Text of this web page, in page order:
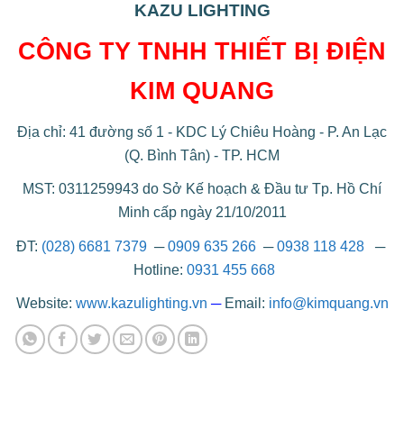
KAZU LIGHTING
CÔNG TY TNHH THIẾT BỊ ĐIỆN
KIM QUANG
Địa chỉ: 41 đường số 1 - KDC Lý Chiêu Hoàng - P. An Lạc
(Q. Bình Tân) - TP. HCM
MST: 0311259943 do Sở Kế hoạch & Đầu tư Tp. Hồ Chí
Minh cấp ngày 21/10/2011
ĐT: (028) 6681 7379 ─0909 635 266─0938 118 428─
Hotline: 0931 455 668
Website: www.kazulighting.vn ─ Email: info@kimquang.vn